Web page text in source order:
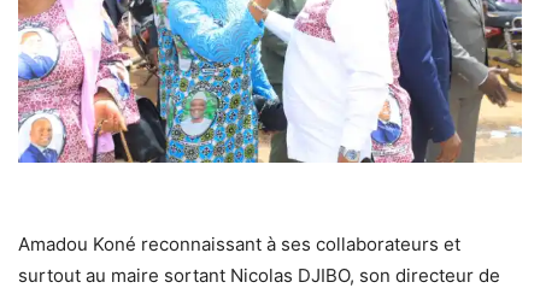
Amadou Koné reconnaissant à ses collaborateurs et
surtout au maire sortant Nicolas DJIBO, son directeur de